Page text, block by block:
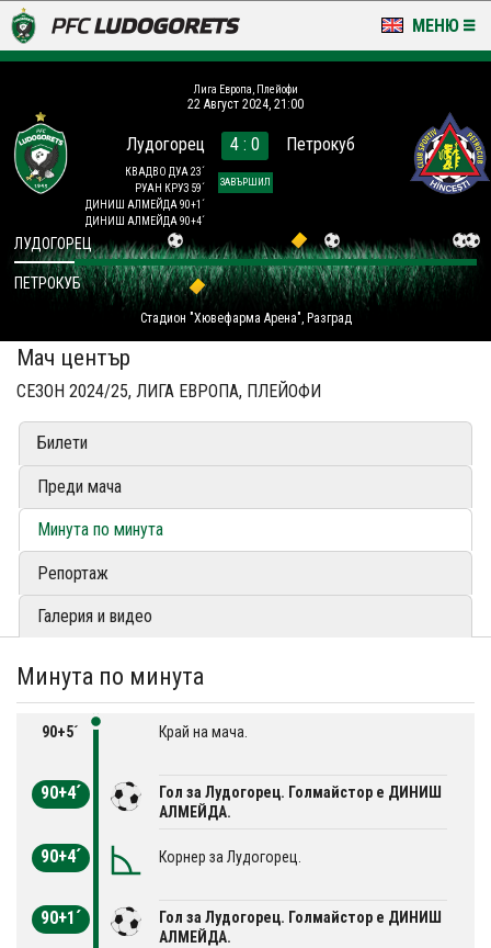
МЕНЮ
LUDOGORETS TV
НА ТЕРЕНА
СТАДИОН & БАЗИ
КЛУБ
Лига Европа, Плейофи
22 Август 2024, 21:00
Лудогорец
КВАДВО ДУА 23´
РУАН КРУЗ 59´
ДИНИШ АЛМЕЙДА 90+1´
ДИНИШ АЛМЕЙДА 90+4´
4 : 0
ЗАВЪРШИЛ
Петрокуб
Стадион "Хювефарма Арена", Разград
ЛУДОГОРЕЦ
ПЕТРОКУБ
Мач център
СЕЗОН 2024/25, ЛИГА ЕВРОПА, ПЛЕЙОФИ
Билети
Преди мача
Минута по минута
Репортаж
Галерия и видео
Минута по минута
90+5´ Край на мача.
90+4´
Гол за Лудогорец. Голмайстор е ДИНИШ
АЛМЕЙДА.
90+4´ Корнер за Лудогорец.
90+1´
Гол за Лудогорец. Голмайстор е ДИНИШ
АЛМЕЙДА.